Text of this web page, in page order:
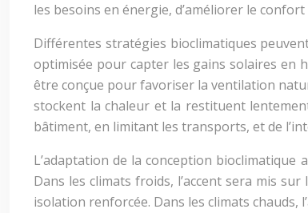
les besoins en énergie, d’améliorer le
Différentes stratégies bioclimatiques
optimisée pour capter les gains solaires en
être conçue pour favoriser la ventilation
stockent la chaleur et la restituent
bâtiment, en limitant les transports, et de
L’adaptation de la conception
Dans les climats froids, l’accent sera mis
isolation renforcée. Dans les climats